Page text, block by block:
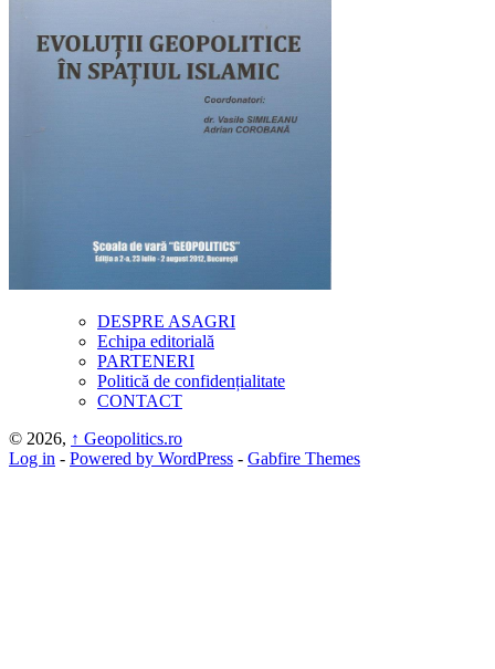
DESPRE ASAGRI
Echipa editorială
PARTENERI
Politică de confidențialitate
CONTACT
© 2026, ↑ Geopolitics.ro
Log in - Powered by WordPress - Gabfire Themes